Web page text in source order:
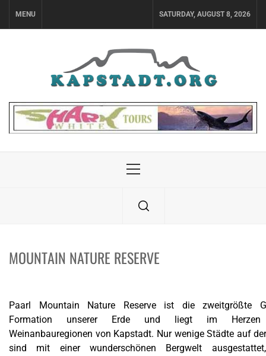
MENU SATURDAY, AUGUST 8, 2026
Menu
MOUNTAIN NATURE RESERVE
Paarl Mountain Nature Reserve ist die zweitgrößte
Formation unserer Erde und liegt im
Weinanbauregionen von Kapstadt. Nur wenige Städte auf
sind mit einer wunderschönen Bergwelt